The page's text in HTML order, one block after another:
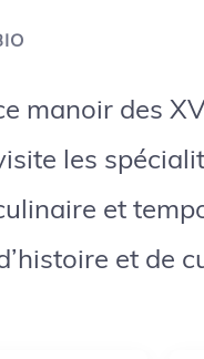
manoir des
les
et
et de